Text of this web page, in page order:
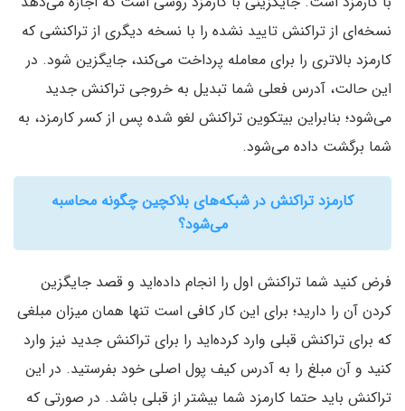
نسخه‌ای از تراکنش تایید نشده را با نسخه دیگری از تراکنشی که
کارمزد بالاتری را برای معامله پرداخت می‌کند، جایگزین شود. در
این حالت، آدرس فعلی شما تبدیل به خروجی تراکنش جدید
می‌شود؛ بنابراین بیتکوین تراکنش لغو شده پس از کسر کارمزد، به
شما برگشت داده می‌شود.
کارمزد تراکنش در شبکه‌های بلاکچین چگونه محاسبه
می‌شود؟
فرض کنید شما تراکنش اول را انجام داده‌اید و قصد جایگزین
کردن آن را دارید؛ برای این کار کافی است تنها همان میزان مبلغی
که برای تراکنش قبلی وارد کرده‌اید را برای تراکنش جدید نیز وارد
کنید و آن مبلغ را به آدرس کیف پول اصلی خود بفرستید. در این
تراکنش باید حتما کارمزد شما بیشتر از قبلی باشد. در صورتی که